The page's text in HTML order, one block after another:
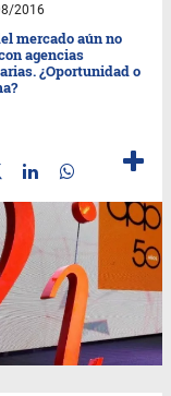
2016
mercado aún no
agencias
¿Oportunidad o